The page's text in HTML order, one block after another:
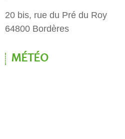
20 bis, rue du Pré du Roy
64800 Bordères
MÉTÉO